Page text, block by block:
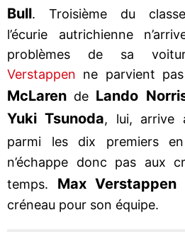
Bull. Troisième du
l’écurie autrichienne
problèmes de sa
Verstappen ne parvient
McLaren de Lando
Yuki Tsunoda, lui, arrive
parmi les dix premiers
n’échappe donc pas aux
temps. Max Verstappen
créneau pour son équipe.